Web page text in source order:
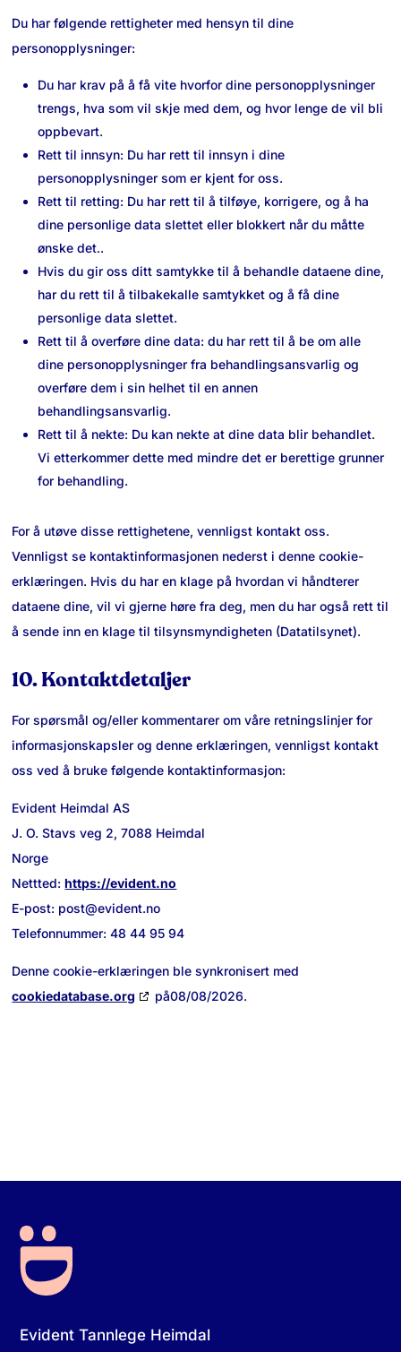
Du har følgende rettigheter med hensyn til dine
personopplysninger:
Du har krav på å få vite hvorfor dine personopplysninger
trengs, hva som vil skje med dem, og hvor lenge de vil bli
oppbevart.
Rett til innsyn: Du har rett til innsyn i dine
personopplysninger som er kjent for oss.
Rett til retting: Du har rett til å tilføye, korrigere, og å ha
dine personlige data slettet eller blokkert når du måtte
ønske det..
Hvis du gir oss ditt samtykke til å behandle dataene dine,
har du rett til å tilbakekalle samtykket og å få dine
personlige data slettet.
Rett til å overføre dine data: du har rett til å be om alle
dine personopplysninger fra behandlingsansvarlig og
overføre dem i sin helhet til en annen
behandlingsansvarlig.
Rett til å nekte: Du kan nekte at dine data blir behandlet.
Vi etterkommer dette med mindre det er berettige grunner
for behandling.
For å utøve disse rettighetene, vennligst kontakt oss.
Vennligst se kontaktinformasjonen nederst i denne cookie-
erklæringen. Hvis du har en klage på hvordan vi håndterer
dataene dine, vil vi gjerne høre fra deg, men du har også rett til
å sende inn en klage til tilsynsmyndigheten (Datatilsynet).
10. Kontaktdetaljer
For spørsmål og/eller kommentarer om våre retningslinjer for
informasjonskapsler og denne erklæringen, vennligst kontakt
oss ved å bruke følgende kontaktinformasjon:
Evident Heimdal AS
J. O. Stavs veg 2, 7088 Heimdal
Norge
Nettted:https://evident.no
E-post: post@evident.no
Telefonnummer: 48 44 95 94
Denne cookie-erklæringen ble synkronisert med
cookiedatabase.org
på08/08/2026.
Evident Tannlege Heimdal